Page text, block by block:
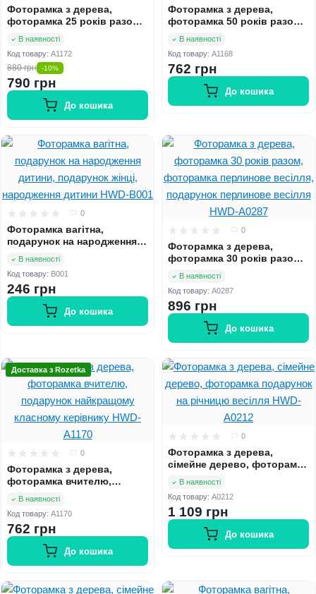
Фоторамка з дерева,
фоторамка 25 років разом,
подарунок на срібне
весілля HWD-A1172
В наявності
Код товару: A1172
880 грн -10%
790 грн
До кошика
Фоторамка з дерева,
фоторамка 50 років разом,
подарунок на золоте
весілля HWD-A1168
В наявності
Код товару: A1168
762 грн
До кошика
0
Фоторамка вагітна,
подарунок на народження
народження дитини HWD-
B001
В наявності
Код товару: B001
246 грн
До кошика
0
Фоторамка з дерева,
фоторамка 30 років разом,
весілля, подарунок
перлинове весілля HWD-
A0287
В наявності
Код товару: A0287
896 грн
До кошика
Доставка з Rozetka
0
Фоторамка з дерева,
фоторамка вчителю,
класному керівнику HWD-
A1170
В наявності
Код товару: A1170
762 грн
До кошика
0
Фоторамка з дерева,
сімейне дерево, фоторамка
весілля HWD-A0212
В наявності
Код товару: A0212
1 109 грн
До кошика